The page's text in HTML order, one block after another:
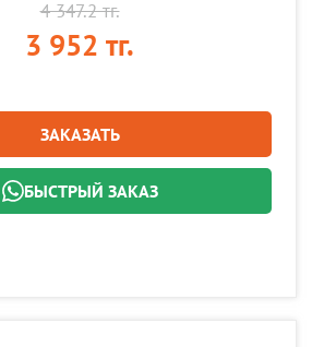
4 347.2 тг.
3 952 тг.
ЗАКАЗАТЬ
БЫСТРЫЙ ЗАКАЗ